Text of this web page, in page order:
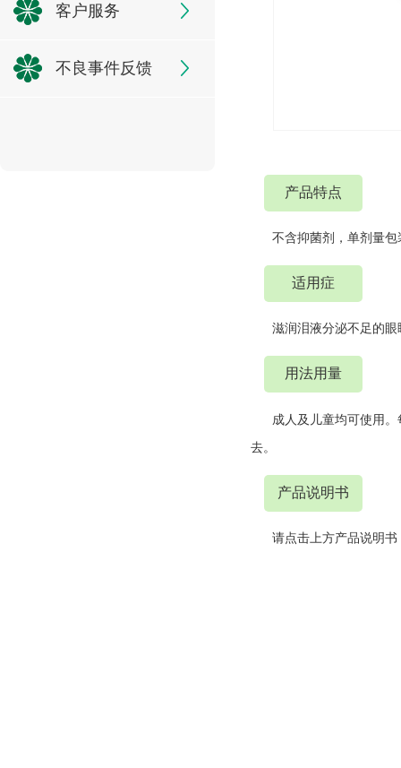
客户服务
不良事件反馈
产品特点
不含抑菌剂，单剂量
适用症
滋润泪液分泌不足的
用法用量
成人及儿童均可使用
去。
产品说明书
请点击上方产品说明